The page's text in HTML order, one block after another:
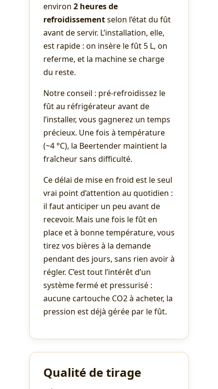
environ 2 heures de
refroidissementselon l’état du fût
avant de servir. L’installation, elle,
est rapide : on insère le fût 5 L, on
referme, et la machine se charge
du reste.
Notre conseil : pré-refroidissez le
fût au réfrigérateur avant de
l’installer, vous gagnerez un temps
précieux. Une fois à température
(~4 °C), la Beertender maintient la
fraîcheur sans difficulté.
Ce délai de mise en froid est le seul
vrai point d’attention au quotidien :
il faut anticiper un peu avant de
recevoir. Mais une fois le fût en
place et à bonne température, vous
tirez vos bières à la demande
pendant des jours, sans rien avoir à
régler. C’est tout l’intérêt d’un
système fermé et pressurisé :
aucune cartouche CO2 à acheter, la
pression est déjà gérée par le fût.
Qualité de tirage